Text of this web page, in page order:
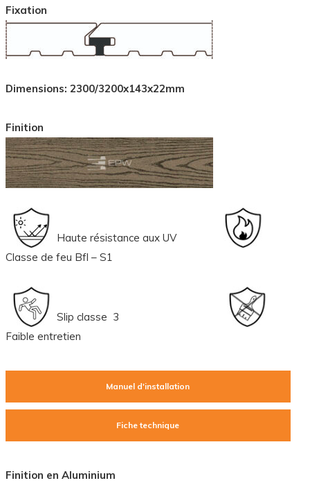
Fixation
Dimensions: 2300/3200x143x22mm
Finition
Haute résistance aux UV
Classe de feu Bfl – S1
Slip classe 3
Faible entretien
Manuel d'installation
Fiche technique
Finition en Aluminium